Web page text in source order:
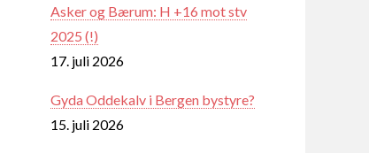
Asker og Bærum: H +16 mot stv
2025 (!)
17. juli 2026
Gyda Oddekalv i Bergen bystyre?
15. juli 2026